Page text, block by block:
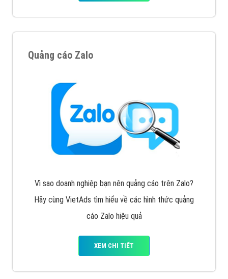
Hà Nội là rất khó cho khách hàng. VietAds xin giới
thiệu công ty thiết kế Viet
XEM CHI TIẾT
Quảng cáo Cốc Cốc